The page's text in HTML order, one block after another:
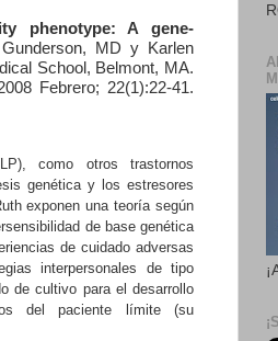
phenotype: A gene-
MD y Karlen
School, Belmont, MA.
Febrero; 22(1):22-41.
como otros trastornos
genética y los estresores
exponen una teoría según
de base genética
de cuidado adversas
interpersonales de tipo
de cultivo para el desarrollo
del paciente límite (su